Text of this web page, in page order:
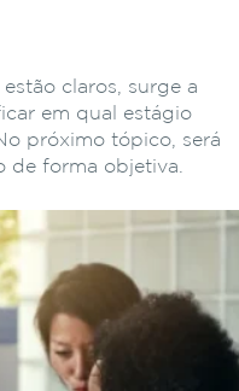
claros, surge a
em qual estágio
próximo tópico, será
de forma objetiva.